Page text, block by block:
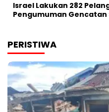
Israel Lakukan 282
Pengumuman Gencatan
PERISTIWA